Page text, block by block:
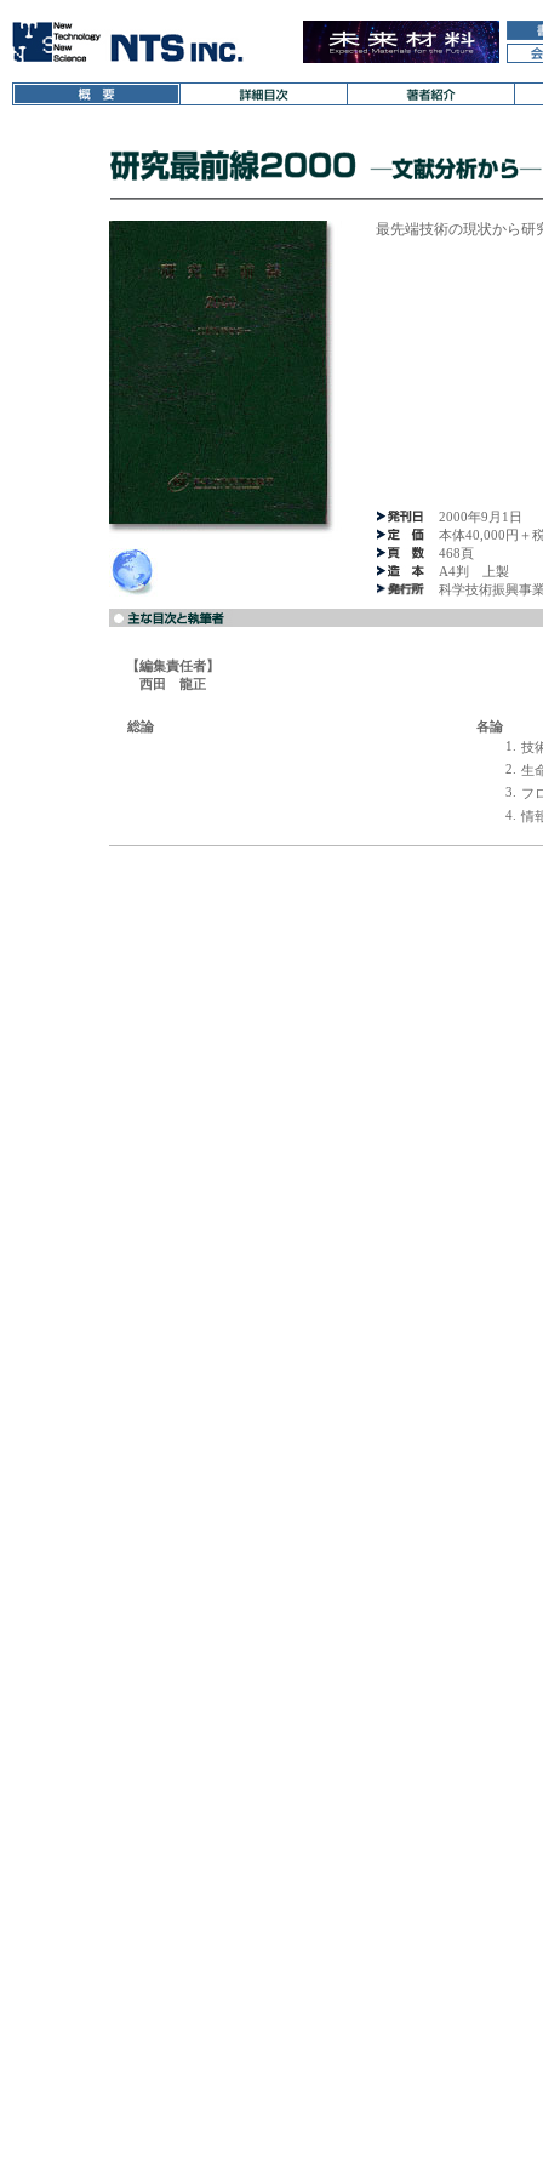
最先端技術の現状から研
2000年9月1日
本体40,000円＋
468頁
A4判 上製
科学技術振興事
【編集責任者】
西田 龍正
総論
各論
1.
技
2.
生
3.
フ
4. 情